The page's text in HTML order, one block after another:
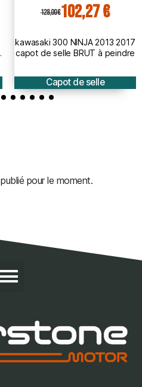
128,00 €102,27 €
kawasaki 300 NINJA 2013 2017
capot de selle BRUT à peindre
Capot de selle
pour le moment.